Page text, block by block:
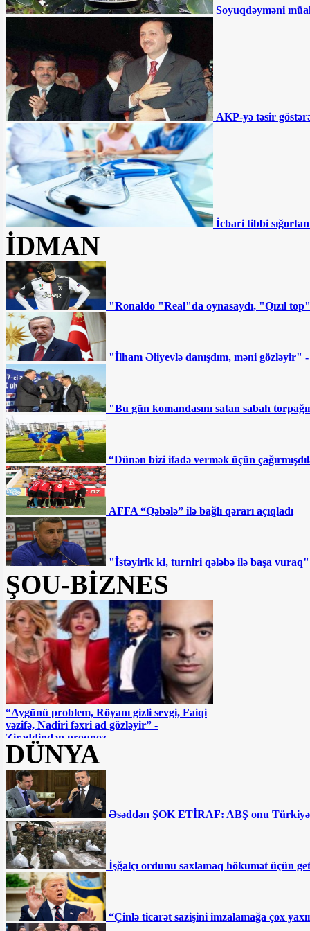
Akif Çovdarov nə edəcək? -
“Gürcüstana gedəcək və...”
Ağdamda 15 il əvvəl tikilən məktəb
çökür - “İnvestisiya planına salınıb,
amma...”
Əhmədzadənin texnikaları Gəncədə
yolları qazıb kimləri varlandırır? -
İDDİA
"Təmiz Şəhər" ASC 2 ildir ki, maliyyə
hesabatı vermir
BÜTÜN XƏBƏRLƏR
Soyuqdəyməni
AKP-yə təsir
İcbari tibbi
İDMAN
"Ronaldo "Real"da oynasaydı, "Qızıl
"İlham Əliyevlə danışdım, məni
"Bu gün komandasını satan sabah
“Dünən bizi ifadə vermək üçün
AFFA “Qəbələ” ilə bağlı qərarı açıqladı
"İstəyirik ki, turniri qələbə ilə başa
ŞOU-BİZNES
“Aygünü problem, Röyanı gizli sevgi, Faiqi
vəzifə, Nadiri fəxri ad gözləyir” -
Zirəddindən proqnoz
Afətə atmaca atan Flora Kərimovaya Ramiz
Rövşəndən CAVAB
DÜNYA
Əsəddən ŞOK ETİRAF: ABŞ onu
İşğalçı ordunu saxlamaq hökumət üçün
“Çinlə ticarət sazişini imzalamağa çox